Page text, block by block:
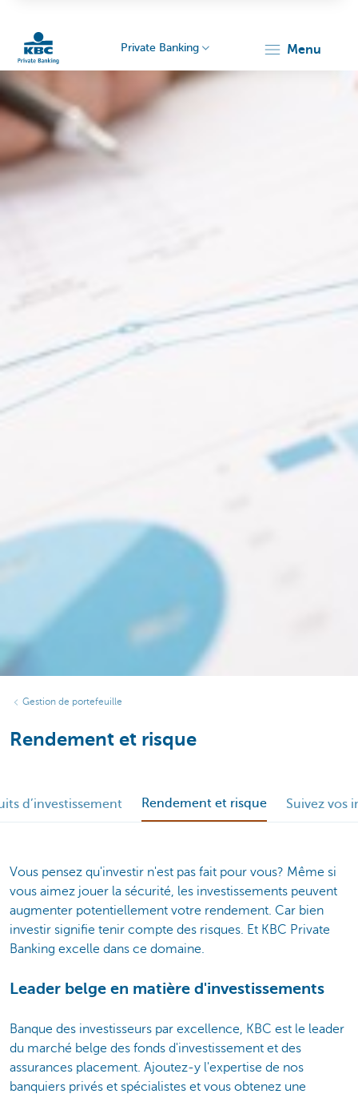
Particulieren
Private Banking menu
Gestion de portefeuille
Rendement et risque
d’investissement Rendement et risque Suivez vos
Vous pensez qu'investir n'est pas fait pour vous? Même si
vous aimez jouer la sécurité, les investissements peuvent
augmenter potentiellement votre rendement. Car bien
investir signifie tenir compte des risques. Et KBC Private
Banking excelle dans ce domaine.
Leader belge en matière d'investissements
Banque des investisseurs par excellence, KBC est le leader
du marché belge des fonds d'investissement et des
assurances placement. Ajoutez-y l'expertise de nos
banquiers privés et spécialistes et vous obtenez une